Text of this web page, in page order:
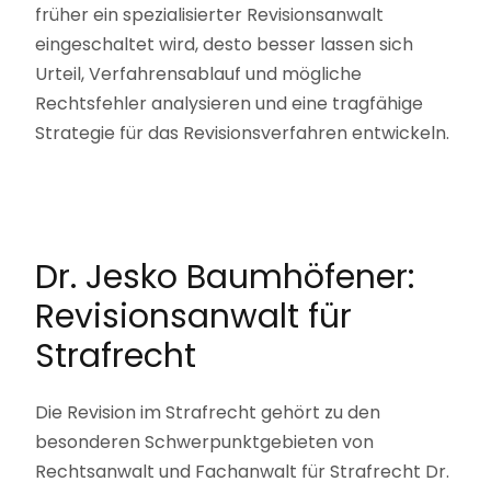
früher ein spezialisierter Revisionsanwalt
eingeschaltet wird, desto besser lassen sich
Urteil, Verfahrensablauf und mögliche
Rechtsfehler analysieren und eine tragfähige
Strategie für das Revisionsverfahren entwickeln.
Dr. Jesko Baumhöfener:
Revisionsanwalt für
Strafrecht
Die Revision im Strafrecht gehört zu den
besonderen Schwerpunktgebieten von
Rechtsanwalt und Fachanwalt für Strafrecht Dr.